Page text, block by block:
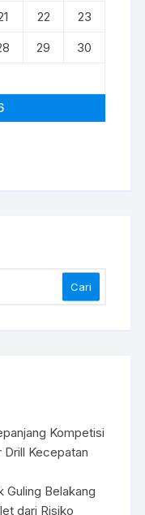
22
23
29
30
Cari
Kompetisi
Drill Kecepatan
Guling Belakang
dari Risiko